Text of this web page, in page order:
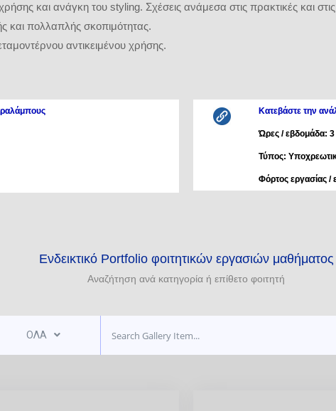
και ανάγκη του styling. Σχέσεις ανάμεσα στις πρακτικές και στις
και πολλαπλής σκοπιμότητας.
αντικειμένου χρήσης.
Κατεβάστε την
Ώρες / εβδομάδα: 3
Τύπος:
Φόρτος εργασίας /
Ενδεικτικό Portfolio φοιτητικών εργασιών μαθήματος
Αναζήτηση ανά κατηγορία ή επίθετο φοιτητή
ΟΛΑ